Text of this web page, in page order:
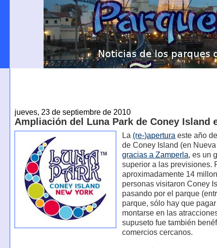
jueves, 23 de septiembre de 2010
Ampliación del Luna Park de Coney Island
La (re-)apertura este año
de Coney Island (en
gracias a Zamperla, es un
superior a las previsiones.
aproximadamente 14
personas visitaron Coney
pasando por el parque
parque, sólo hay que
montarse en las
supuseto fue también
comercios cercanos.